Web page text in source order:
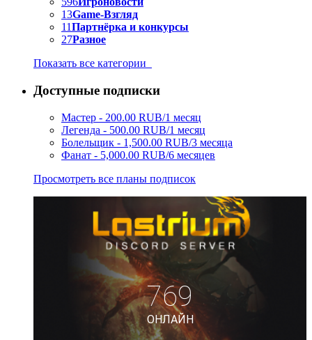
13Game-Взгляд
11Партнёрка и конкурсы
27Разное
Показать все категории
Доступные подписки
Мастер - 200.00 RUB/1 месяц
Легенда - 500.00 RUB/1 месяц
Болельщик - 1,500.00 RUB/3 месяца
Фанат - 5,000.00 RUB/6 месяцев
Просмотреть все планы подписок